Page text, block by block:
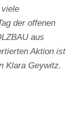
der offenen
aus
Aktion ist
Klara Geywitz.